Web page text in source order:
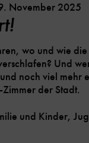
November 2025
wo und wie
Und
noch viel mehr
der Stadt.
und Kinder,